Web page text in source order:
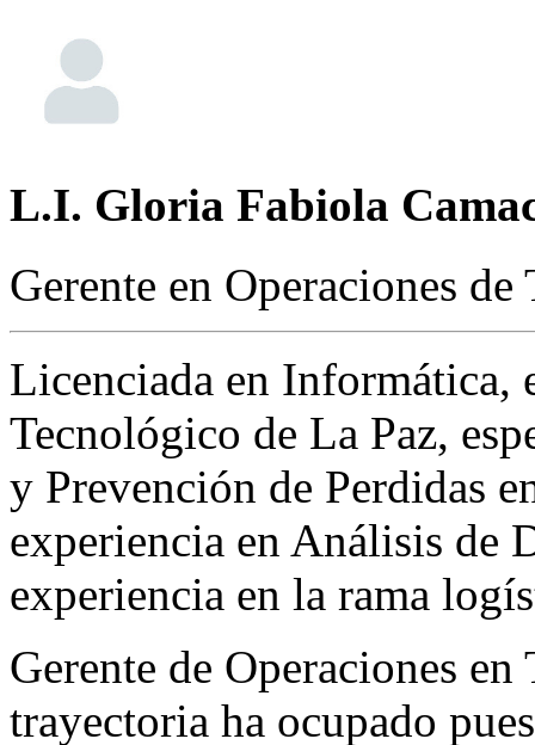
L.I. Gloria Fabiola
Gerente en Operaciones
Licenciada en Informática,
Tecnológico de La Paz,
y Prevención de Perdidas
experiencia en Análisis de
experiencia en la rama
Gerente de Operaciones
trayectoria ha ocupado